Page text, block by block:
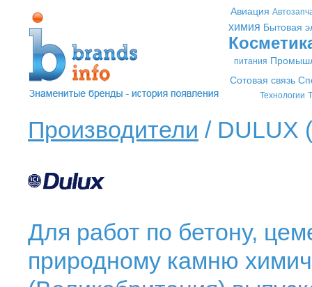
Авиация
химия Бытовая
питания
Сотовая связь
Технологии
Производители / DULUX (
Для работ по бетону,
природному камню